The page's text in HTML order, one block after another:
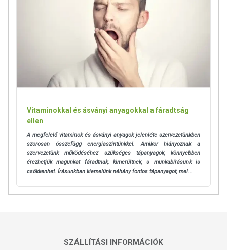
Vitaminokkal és ásványi anyagokkal a fáradtság
ellen
A megfelelő vitaminok és ásványi anyagok jelenléte szervezetünkben
szorosan összefügg energiaszintünkkel. Amikor hiányoznak a
szervezetünk működéséhez szükséges tápanyagok, könnyebben
érezhetjük magunkat fáradtnak, kimerültnek, s munkabírásunk is
csökkenhet. Írásunkban kiemelünk néhány fontos tápanyagot, mel...
SZÁLLÍTÁSI INFORMÁCIÓK